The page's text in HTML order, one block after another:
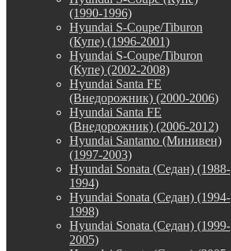
(1990-1996)
Hyundai S-Coupe/Tiburon
(Купе) (1996-2001)
Hyundai S-Coupe/Tiburon
(Купе) (2002-2008)
Hyundai Santa FE
(Внедорожник) (2000-2006)
Hyundai Santa FE
(Внедорожник) (2006-2012)
Hyundai Santamo (Минивен)
(1997-2003)
Hyundai Sonata (Седан) (1988-
1994)
Hyundai Sonata (Седан) (1994-
1998)
Hyundai Sonata (Седан) (1999-
2005)